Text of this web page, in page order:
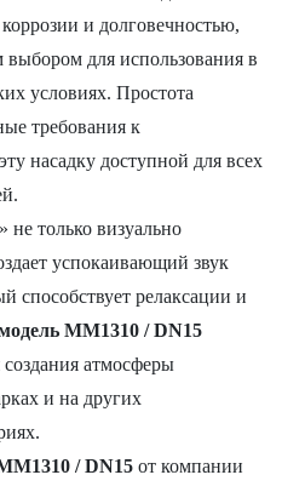
и долговечностью,
выбором для использования в
условиях. Простота
требования к
насадку доступной для всех
не только визуально
успокаивающий звук
способствует релаксации и
MM1310 / DN15
атмосферы
и на других
/ DN15 от компании